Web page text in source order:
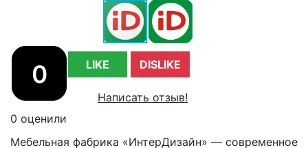
0 LIKE DISLIKE
Написать отзыв!
0 оценили
Мебельная фабрика «ИнтерДизайн» — современное